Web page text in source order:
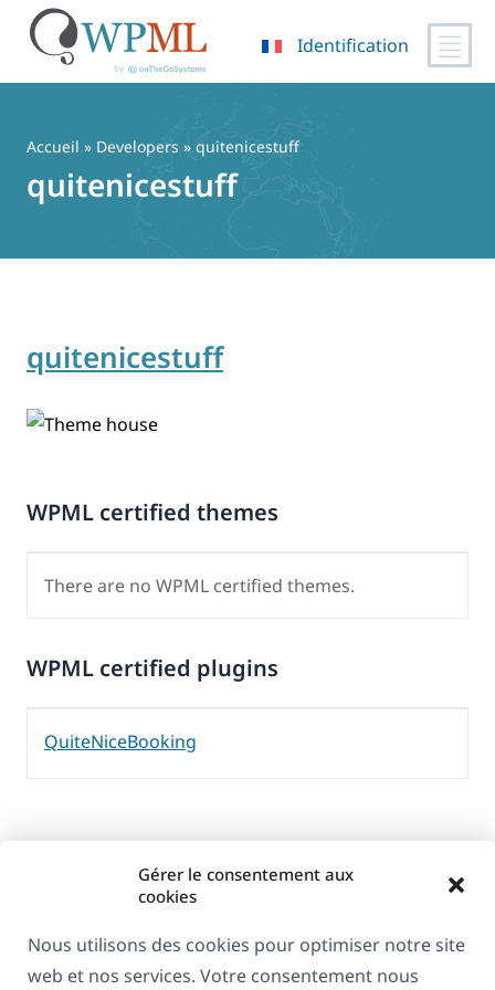
Gérer le consentement aux
cookies
Nous utilisons des cookies pour optimiser notre site
web et nos services. Votre consentement nous
contenu
Identification
Accueil » Developers » quitenicestuff
quitenicestuff
quitenicestuff
WPML certified themes
There are no WPML certified themes.
WPML certified plugins
QuiteNiceBooking